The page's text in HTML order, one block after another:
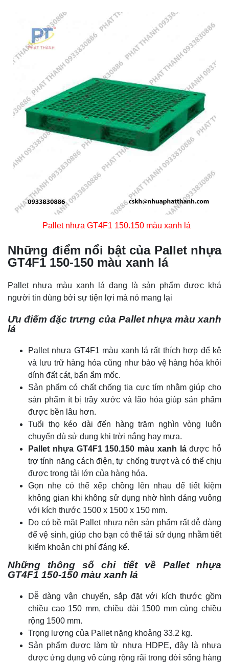
Pallet nhựa GT4F1 150.150 màu xanh lá
Những điểm nổi bật của Pallet nhựa
GT4F1 150-150 màu xanh lá
Pallet nhựa màu xanh lá đang là sản phẩm được khá
người tin dùng bởi sự tiện lợi mà nó mang lại
Ưu điểm đặc trưng của Pallet nhựa màu xanh
lá
Pallet nhựa GT4F1 màu xanh lá rất thích hợp để kê
và lưu trữ hàng hóa cũng như bảo vệ hàng hóa khỏi
dính đất cát, bẩn ẩm mốc.
Sản phẩm có chất chống tia cực tím nhằm giúp cho
sản phẩm ít bị trầy xước và lão hóa giúp sản phẩm
được bền lâu hơn.
Tuổi thọ kéo dài đến hàng trăm nghìn vòng luôn
chuyển dù sử dụng khi trời nắng hay mưa.
Pallet nhựa GT4F1 150.150 màu xanh láđược hỗ
trợ tính năng cách điện, tự chống trượt và có thể chịu
được trọng tải lớn của hàng hóa.
Gọn nhẹ có thể xếp chồng lên nhau để tiết kiệm
không gian khi không sử dụng nhờ hình dáng vuông
với kích thước 1500 x 1500 x 150 mm.
Do có bề mặt Pallet nhựa nên sản phẩm rất dễ dàng
để vệ sinh, giúp cho bạn có thể tái sử dụng nhằm tiết
kiểm khoản chi phí đáng kể.
Những thông số chi tiết về Pallet nhựa
GT4F1 150-150 màu xanh lá
Dễ dàng vận chuyển, sắp đặt với kích thước gồm
chiều cao 150 mm, chiều dài 1500 mm cùng chiều
rộng 1500 mm.
Trọng lượng của Pallet nặng khoảng 33.2 kg.
Sản phẩm được làm từ nhựa HDPE, đây là nhựa
được ứng dụng vô cùng rộng rãi trong đời sống hàng